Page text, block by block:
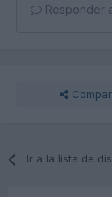
Responder
Ir a la lista de